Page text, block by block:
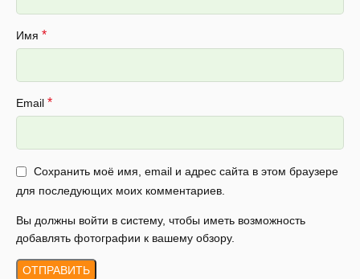
Имя *
Email *
Сохранить моё имя, email и адрес сайта в этом браузере
для последующих моих комментариев.
Вы должны войти в систему, чтобы иметь возможность
добавлять фотографии к вашему обзору.